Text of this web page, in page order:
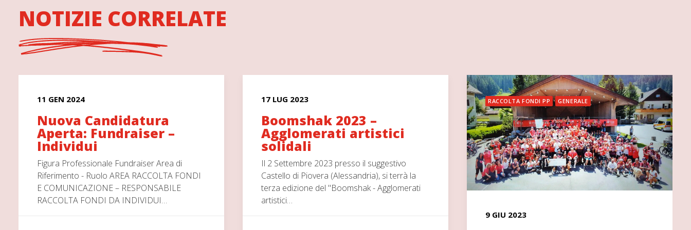
NOTIZIE CORRELATE
11 GEN 2024
Nuova Candidatura
Aperta: Fundraiser –
Individui
Figura Professionale Fundraiser Area di
Riferimento - Ruolo AREA RACCOLTA FONDI
E COMUNICAZIONE – RESPONSABILE
RACCOLTA FONDI DA INDIVIDUI…
17 LUG 2023
Boomshak 2023 –
Agglomerati artistici
solidali
Il 2 Settembre 2023 presso il suggestivo
Castello di Piovera (Alessandria), si terrà la
terza edizione del "Boomshak - Agglomerati
artistici…
RACCOLTA FONDI PP GENERALE
9 GIU 2023